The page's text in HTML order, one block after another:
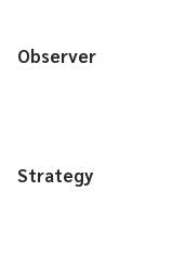
Observer
Strategy